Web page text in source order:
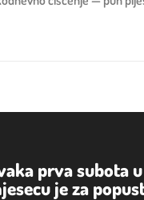
prva subota u
je za